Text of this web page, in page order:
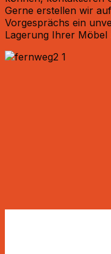
Gerne erstellen wir
Vorgesprächs ein
Lagerung Ihrer Möbel